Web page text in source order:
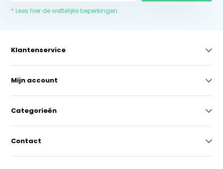
* Lees hier de wettelijke beperkingen
Klantenservice
Mijn account
Categorieën
Contact